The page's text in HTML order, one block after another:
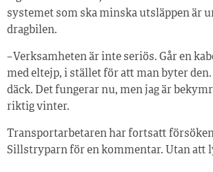
systemet som ska minska utsläppen är
dragbilen.
– Verksamheten är inte seriös. Går en
med eltejp, i stället för att man byter den.
däck. Det fungerar nu, men jag är
riktig vinter.
Transportarbetaren har fortsatt
Sillstryparn för en kommentar. Utan att